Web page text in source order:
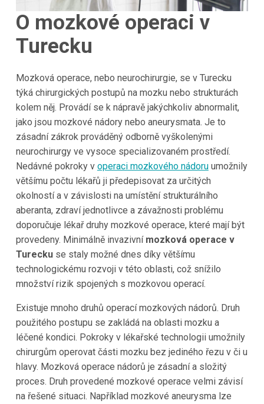
O mozkové operaci v
Turecku
Mozková operace, nebo neurochirurgie, se v Turecku
týká chirurgických postupů na mozku nebo strukturách
kolem něj. Provádí se k nápravě jakýchkoliv abnormalit,
jako jsou mozkové nádory nebo aneurysmata. Je to
zásadní zákrok prováděný odborně vyškolenými
neurochirurgy ve vysoce specializovaném prostředí.
Nedávné pokroky v operaci mozkového nádoruumožnily
většímu počtu lékařů ji předepisovat za určitých
okolností a v závislosti na umístění strukturálního
aberanta, zdraví jednotlivce a závažnosti problému
doporučuje lékař druhy mozkové operace, které mají být
provedeny. Minimálně invazivní mozková operace v
Tureckuse staly možné dnes díky většímu
technologickému rozvoji v této oblasti, což snížilo
množství rizik spojených s mozkovou operací.
Existuje mnoho druhů operací mozkových nádorů. Druh
použitého postupu se zakládá na oblasti mozku a
léčené kondici. Pokroky v lékařské technologii umožnily
chirurgům operovat části mozku bez jediného řezu v či u
hlavy. Mozková operace nádorů je zásadní a složitý
proces. Druh provedené mozkové operace velmi závisí
na řešené situaci. Například mozkové aneurysma lze